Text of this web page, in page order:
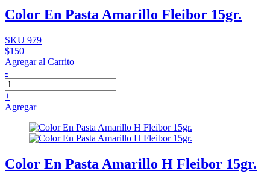
Color En Pasta Amarillo Fleibor 15gr.
SKU 979
$150
Agregar al Carrito
-
+
Agregar
Color En Pasta Amarillo H Fleibor 15gr.